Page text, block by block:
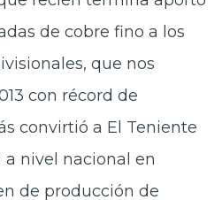
de cobre fino a los
que nos
con récord de
convirtió a El Teniente
nivel nacional en
de producción de